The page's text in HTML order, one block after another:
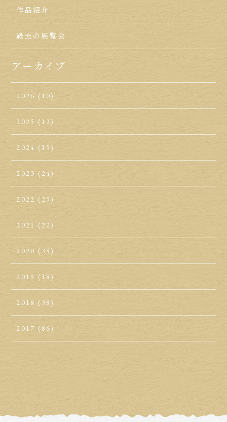
作品紹介
過去の展覧会
アーカイブ
2026 (10)
2025 (12)
2024 (15)
2023 (24)
2022 (29)
2021 (22)
2020 (35)
2019 (18)
2018 (38)
2017 (86)